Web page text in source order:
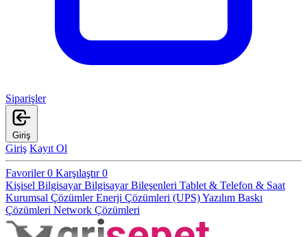
Siparişler
Giriş
Giriş Kayıt Ol
Favoriler0 Karşılaştır0
Kişisel BilgisayarBilgisayar Bileşenleri Tablet & Telefon & Saat
Kurumsal ÇözümlerEnerji Çözümleri (UPS)Yazılım Baskı
Çözümleri Network Çözümleri